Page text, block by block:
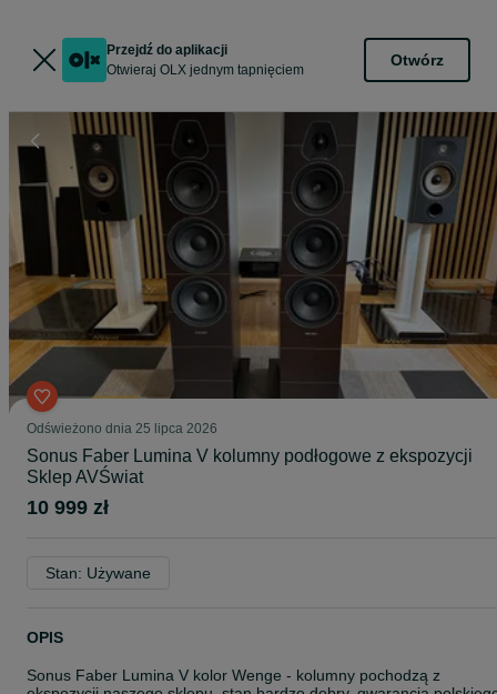
Przejdź do aplikacji
Otwieraj OLX jednym tapnięciem
Otwórz
Odświeżono dnia 25 lipca 2026
Sonus Faber Lumina V kolumny podłogowe z ekspozycji
Sklep AVŚwiat
10 999 zł
Stan: Używane
OPIS
Sonus Faber Lumina V kolor Wenge - kolumny pochodzą z